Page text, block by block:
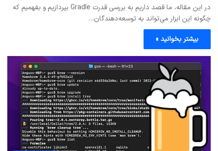
در این مقاله، ما قصد داریم به بررسی قدرت Gradle بپردازیم و بفهمیم که
چگونه این ابزار می‌تواند به توسعه‌دهندگان…
بیشتر بخوانید »